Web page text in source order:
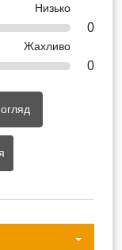
Низько
0
Жахливо
0